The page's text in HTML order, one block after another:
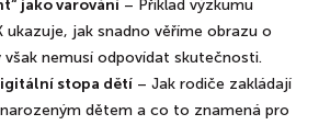
jako varování – Příklad výzkumu
ukazuje, jak snadno věříme obrazu o
nemusí odpovídat skutečnosti.
stopa dětí – Jak rodiče zakládají
dětem a co to znamená pro